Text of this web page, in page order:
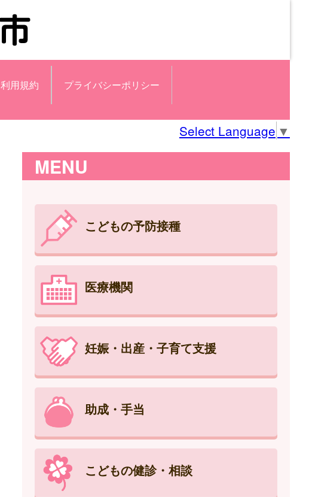
利用規約 プライバシーポリシー
Select Language ▼
MENU
こどもの予防接種
医療機関
妊娠・出産・子育て支援
助成・手当
こどもの健診・相談